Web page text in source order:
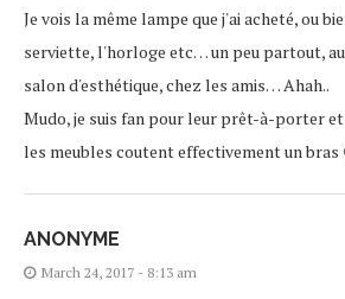
Je vois la même lampe que j'ai acheté, ou
serviette, l'horloge etc… un peu partout, au
salon d'esthétique, chez les amis… Ahah..
Mudo, je suis fan pour leur prêt-à-porter
les meubles coutent effectivement un bras
ANONYME
March 24, 2017 - 8:13 am